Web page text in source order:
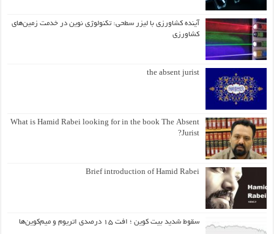
آینده کشاورزی با لیزر سطحی: تکنولوژی نوین در خدمت زمین‌های
کشاورزی
the absent jurist
What is Hamid Rabei looking for in the book The Absent
Jurist?
Brief introduction of Hamid Rabei
سقوط شدید بیت کوین ؛ افت ۱۵ درصدی اتریوم و میم‌کوین‌ها